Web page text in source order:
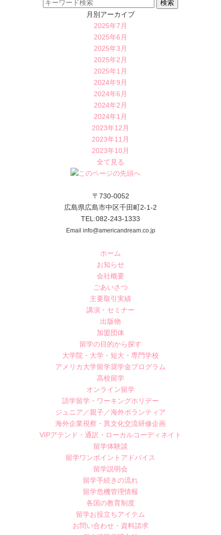
月別アーカイブ
2025年7月
2025年6月
2025年3月
2025年2月
2025年1月
2024年9月
2024年6月
2024年2月
2024年1月
2023年12月
2023年11月
2023年10月
全て見る
〒730-0052
広島県広島市中区千田町2-1-2
TEL:082-243-1333
Email info@americandream.co.jp
ホーム
お知らせ
会社概要
ごあいさつ
主要取引実績
講演・セミナー
出版物
加盟団体
留学の目的から探す
大学院・大学・短大・専門学校
アメリカ大学留学奨学金プログラム
高校留学
オンライン留学
語学留学・ワーキングホリデー
ジュニア／親子／海外ボランティア
海外企業視察・異文化交流研修企画
VIPアテンド・通訳・ローカルコーディネイト
留学体験談
留学ワンポイントアドバイス
留学説明会
留学手続きの流れ
留学危機管理情報
各国の教育制度
留学お役立ちアイテム
お問い合わせ・資料請求